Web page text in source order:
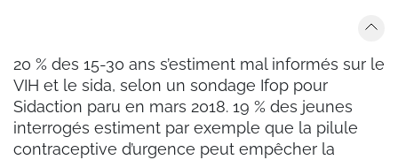
20 % des 15-30 ans s’estiment mal informés sur le
VIH et le sida, selon un sondage Ifop pour
Sidaction paru en mars 2018. 19 % des jeunes
interrogés estiment par exemple que la pilule
contraceptive d’urgence peut empêcher la